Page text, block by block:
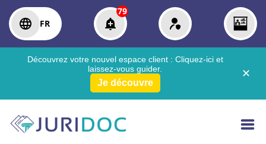
FR
79
Découvrez votre nouvel espace client : Cliquez-ici et
laissez-vous guider.
Je découvre
✕